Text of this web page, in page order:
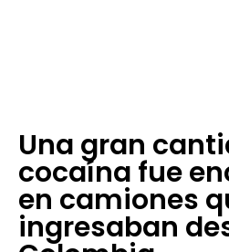
Una gran
cocaína fue
en camiones
ingresaban